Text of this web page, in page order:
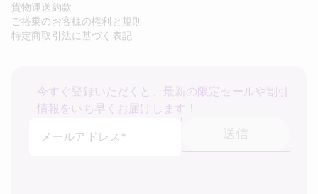
貨物運送約款
ご搭乗のお客様の権利と規則
特定商取引法に基づく表記
今すぐ登録いただくと、最新の限定セールや割引
情報をいち早くお届けします！
メールアドレス*
送信